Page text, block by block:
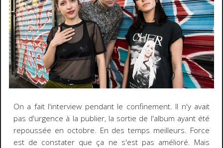
On a fait l'interview pendant le confinement. Il n'y avait
pas d'urgence à la publier, la sortie de l'album ayant été
repoussée en octobre. En des temps meilleurs. Force
est de constater que ça ne s'est pas amélioré. Mais